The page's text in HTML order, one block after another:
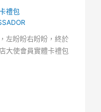
禮包
左盼盼右盼盼，終於
大使會員實體卡禮包